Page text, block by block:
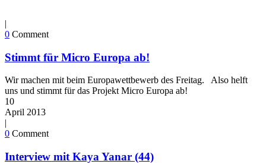
|
0 Comment
Stimmt für Micro Europa ab!
Wir machen mit beim Europawettbewerb des Freitag. Also helft
uns und stimmt für das Projekt Micro Europa ab!
10
April 2013
|
0 Comment
Interview mit Kaya Yanar (44)